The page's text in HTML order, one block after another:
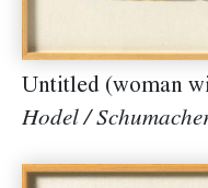
Untitled (woman
Hodel /